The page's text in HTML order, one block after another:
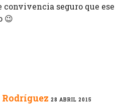
convivencia seguro que ese
😉
28 ABRIL 2015